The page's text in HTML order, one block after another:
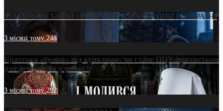
МАТЕРИНСЬКИЙ ОМОРФОР В ЧАС ВІЙНИ В УКРАЇНІ
3 місяці тому248
Братська «броня» під куполами: чи стане ПЦУ прихистком
для дезертирів у рясах?
3 місяці тому292